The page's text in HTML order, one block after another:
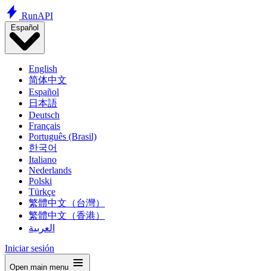
RunAPI
Español
English
简体中文
Español
日本語
Deutsch
Français
Português (Brasil)
한국어
Italiano
Nederlands
Polski
Türkçe
繁體中文（台灣）
繁體中文（香港）
العربية
Iniciar sesión
Open main menu